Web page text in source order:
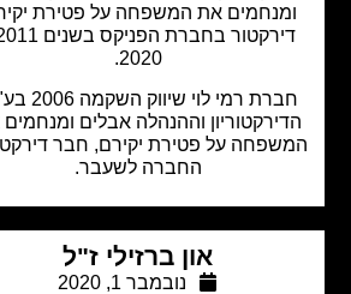
את המשפחה על פטירת יקירם,
דירקטור בחברת הפניקס בשנים 2011 –
חברת רמי לוי שיווק השקמה 2006 בע"מ,
וההנהלה אבלים ומנחמים את
על פטירת יקירם, חבר דירקטוריון
החברה לשעבר.
און ברזילי ז"ל
נובמבר 1, 2020